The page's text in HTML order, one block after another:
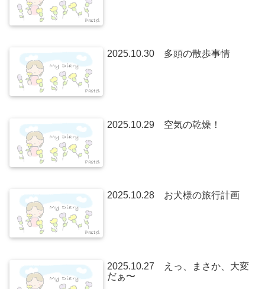
2025.10.30 多頭の散歩事情
2025.10.29 空気の乾燥！
2025.10.28 お犬様の旅行計画
2025.10.27 えっ、まさか、大変
だぁ〜